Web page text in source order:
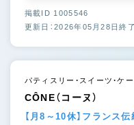
掲載ID 1005546
更新日：2026年05月28日終
パティスリー・スイーツ・ケ
CÔNE（コーヌ）
【月8～10休】フランス